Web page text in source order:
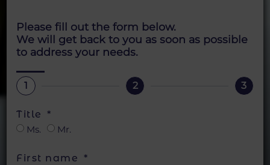
Please fill out the form below.
We will get back to you as soon as possible
to address your needs.
1 2 3
Title
Ms.
Mr.
First name